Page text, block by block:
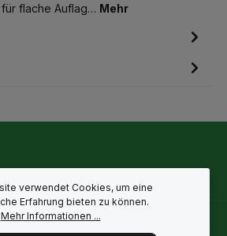
flache Auflag… Mehr
verwendet Cookies, um eine
Erfahrung bieten zu können.
Mehr Informationen ...